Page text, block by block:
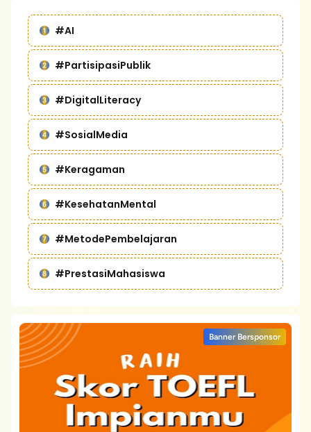
#AI
#PartisipasiPublik
#DigitalLiteracy
#SosialMedia
#Keragaman
#KesehatanMental
#MetodePembelajaran
#PrestasiMahasiswa
Banner Bersponsor